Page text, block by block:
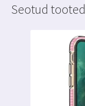
Seotud tooted